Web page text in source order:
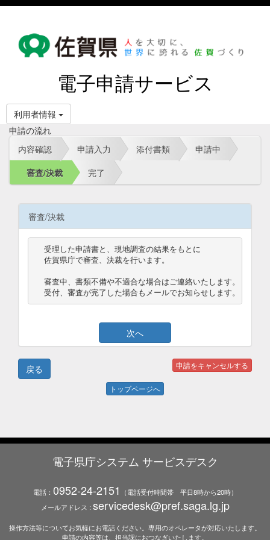
電子申請サービス
利用者情報
申請の流れ
内容確認
申請入力 添付書類
申請中
審査/決裁
完了
審査/決裁
受理した申請書と、現地調査の結果をもとに
佐賀県庁で審査、決裁を行います。
審査中、書類不備や不適合な場合はご連絡いたします。
受付、審査が完了した場合もメールでお知らせします。
トップページへ
電子県庁システム サービスデスク
電話： 0952-24-2151
（電話受付時間帯 平日8時から20時）
メールアドレス : servicedesk@pref.saga.lg.jp
操作方法等についてお気軽にお電話ください。専用のオペレータが対応いたします。
申請の内容等は、担当課におつなぎいたします。